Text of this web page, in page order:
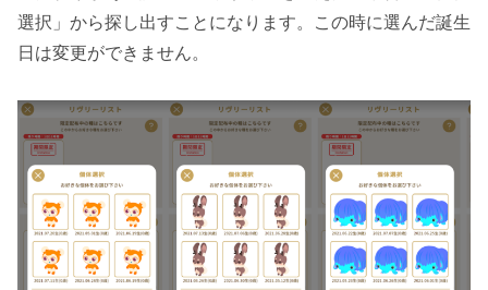
選択」から探し出すことになります。この時に選んだ誕生
日は変更ができません。